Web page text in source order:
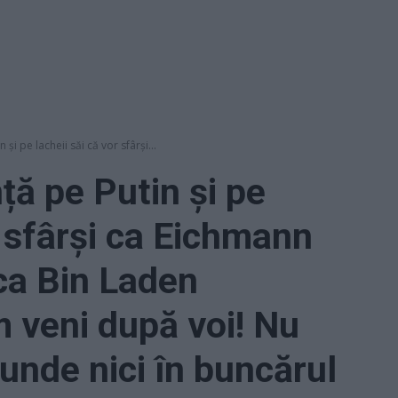
și pe lacheii săi că vor sfârși...
pe Putin și pe
ca Eichmann
Bin Laden
veni după voi! Nu
nici în buncărul